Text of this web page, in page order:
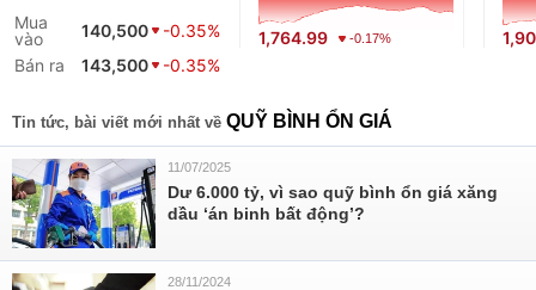
Mua
vào
140,500
-0.35%
Bán ra
143,500 -0.35%
1,764.99 -0.17%
Tin tức, bài viết mới nhất về QUỸ BÌNH ỔN GIÁ
11/07/2025
Dư 6.000 tỷ, vì sao quỹ bình ổn giá xăng
dầu ‘án binh bất động’?
28/11/2024